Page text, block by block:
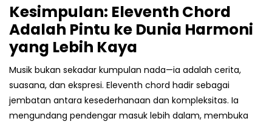
Kesimpulan: Eleventh Chord
Adalah Pintu ke Dunia Harmoni
yang Lebih Kaya
Musik bukan sekadar kumpulan nada—ia adalah cerita,
suasana, dan ekspresi. Eleventh chord hadir sebagai
jembatan antara kesederhanaan dan kompleksitas. Ia
mengundang pendengar masuk lebih dalam, membuka